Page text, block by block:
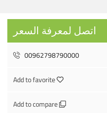
اتصل لمعرفة السعر
00962798790000
Add to favorite
Add to compare